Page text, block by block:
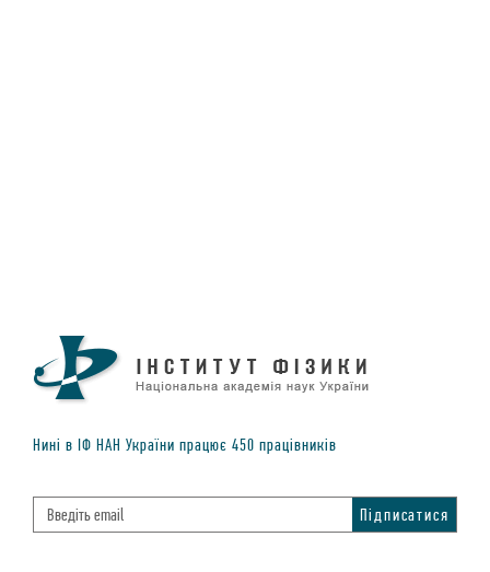
Нинi в IФ НАН України працює 450 працiвникiв